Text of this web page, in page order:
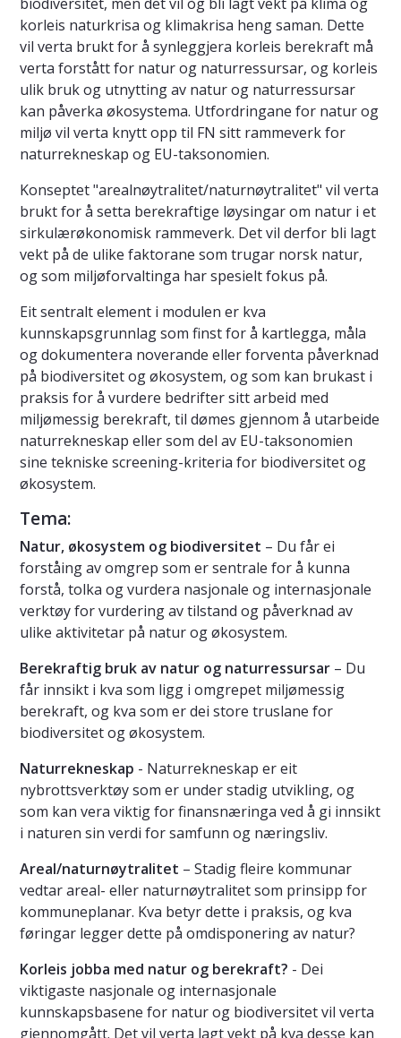
korleis naturkrisa og klimakrisa heng saman. Dette
vil verta brukt for å synleggjera korleis berekraft må
verta forstått for natur og naturressursar, og korleis
ulik bruk og utnytting av natur og naturressursar
kan påverka økosystema. Utfordringane for natur og
miljø vil verta knytt opp til FN sitt rammeverk for
naturrekneskap og EU-taksonomien.
Konseptet "arealnøytralitet/naturnøytralitet" vil verta
brukt for å setta berekraftige løysingar om natur i et
sirkulærøkonomisk rammeverk. Det vil derfor bli lagt
vekt på de ulike faktorane som trugar norsk natur,
og som miljøforvaltinga har spesielt fokus på.
Eit sentralt element i modulen er kva
kunnskapsgrunnlag som finst for å kartlegga, måla
og dokumentera noverande eller forventa påverknad
på biodiversitet og økosystem, og som kan brukast i
praksis for å vurdere bedrifter sitt arbeid med
miljømessig berekraft, til dømes gjennom å utarbeide
naturrekneskap eller som del av EU-taksonomien
sine tekniske screening-kriteria for biodiversitet og
økosystem.
Tema:
Natur, økosystem og biodiversitet – Du får ei
forståing av omgrep som er sentrale for å kunna
forstå, tolka og vurdera nasjonale og internasjonale
verktøy for vurdering av tilstand og påverknad av
ulike aktivitetar på natur og økosystem.
Berekraftig bruk av natur og naturressursar – Du
får innsikt i kva som ligg i omgrepet miljømessig
berekraft, og kva som er dei store truslane for
biodiversitet og økosystem.
Naturrekneskap - Naturrekneskap er eit
nybrottsverktøy som er under stadig utvikling, og
som kan vera viktig for finansnæringa ved å gi innsikt
i naturen sin verdi for samfunn og næringsliv.
Areal/naturnøytralitet – Stadig fleire kommunar
vedtar areal- eller naturnøytralitet som prinsipp for
kommuneplanar. Kva betyr dette i praksis, og kva
føringar legger dette på omdisponering av natur?
Korleis jobba med natur og berekraft? - Dei
viktigaste nasjonale og internasjonale
kunnskapsbasene for natur og biodiversitet vil verta
gjennomgått. Det vil verta lagt vekt på kva desse kan